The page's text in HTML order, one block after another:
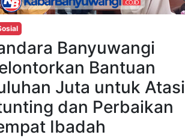
Banyuwangi
Bantuan
Juta untuk Atasi
dan Perbaikan
Ibadah